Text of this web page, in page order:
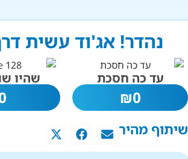
נהדר! אג'וד עשית
עד כה חסכת
0
₪
שהיו
שיתוף מהיר